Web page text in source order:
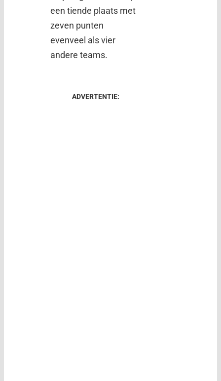
een tiende plaats met
zeven punten
evenveel als vier
andere teams.
ADVERTENTIE: